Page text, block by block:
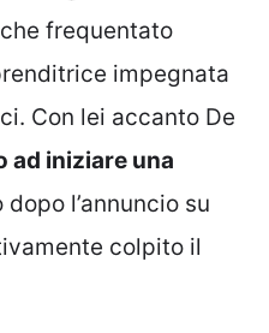
frequentato
impegnata
Con lei accanto De
ad iniziare una
l’annuncio su
colpito il